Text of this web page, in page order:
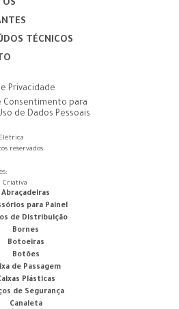
TÉCNICOS
Privacidade
Consentimento para
de Dados Pessoais
reservados
Criativa
Abraçadeiras
para Painel
de Distribuição
Bornes
Botoeiras
Botões
de Passagem
Plásticas
de Segurança
Canaleta